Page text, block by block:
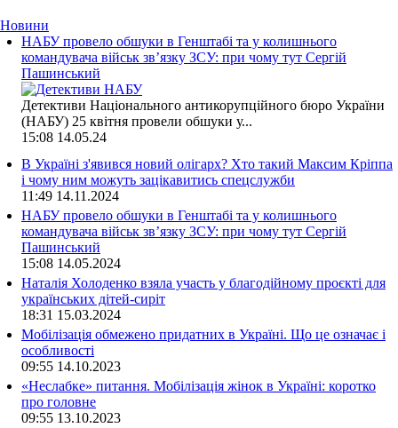
Новини
НАБУ провело обшуки в Генштабі та у колишнього
командувача військ зв’язку ЗСУ: при чому тут Сергій
Пашинський
Детективи Національного антикорупційного бюро України
(НАБУ) 25 квітня провели обшуки у...
15:08 14.05.24
В Україні з'явився новий олігарх? Хто такий Максим Кріппа
і чому ним можуть зацікавитись спецслужби
11:49 14.11.2024
НАБУ провело обшуки в Генштабі та у колишнього
командувача військ зв’язку ЗСУ: при чому тут Сергій
Пашинський
15:08 14.05.2024
Наталія Холоденко взяла участь у благодійному проєкті для
українських дітей-сиріт
18:31 15.03.2024
Мобілізація обмежено придатних в Україні. Що це означає і
особливості
09:55 14.10.2023
«Неслабке» питання. Мобілізація жінок в Україні: коротко
про головне
09:55 13.10.2023